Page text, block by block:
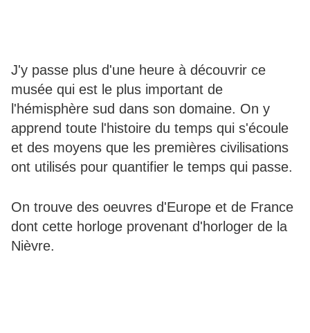
J'y passe plus d'une heure à découvrir ce
musée qui est le plus important de
l'hémisphère sud dans son domaine. On y
apprend toute l'histoire du temps qui s'écoule
et des moyens que les premières civilisations
ont utilisés pour quantifier le temps qui passe.
On trouve des oeuvres d'Europe et de France
dont cette horloge provenant d'horloger de la
Nièvre.